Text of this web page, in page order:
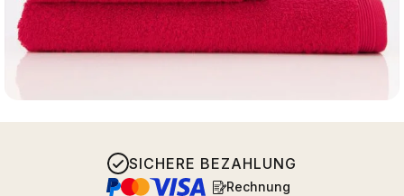
SICHERE BEZAHLUNG
Rechnung